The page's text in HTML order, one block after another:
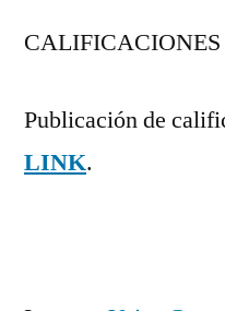
CALIFICACIONES
Publicación de
LINK.